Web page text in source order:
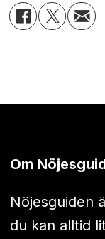
Om
Nöjesguiden
du kan alltid